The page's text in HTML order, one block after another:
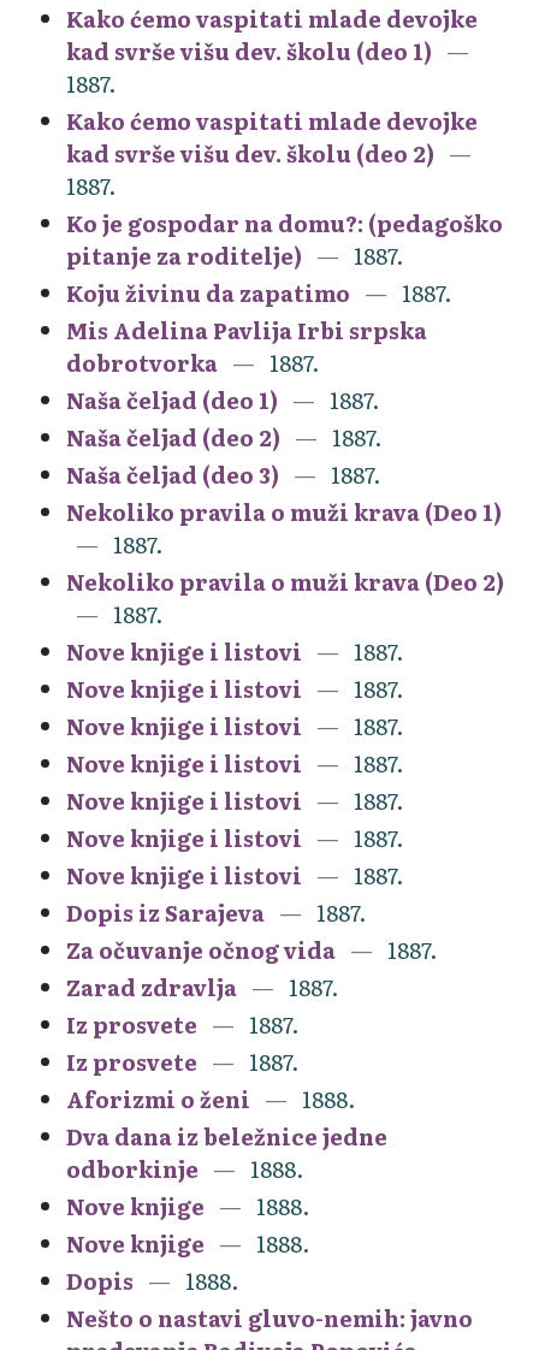
Kako ćemo vaspitati mlade devojke
kad svrše višu dev. školu (deo 1)
1887.
Kako ćemo vaspitati mlade devojke
kad svrše višu dev. školu (deo 2)
1887.
Ko je gospodar na domu?: (pedagoško
pitanje za roditelje)
1887.
Koju živinu da zapatimo
1887.
Mis Adelina Pavlija Irbi srpska
dobrotvorka
1887.
Naša čeljad (deo 1)
1887.
Naša čeljad (deo 2)
1887.
Naša čeljad (deo 3)
1887.
Nekoliko pravila o muži krava (Deo 1)
1887.
Nekoliko pravila o muži krava (Deo 2)
1887.
Nove knjige i listovi
1887.
Nove knjige i listovi
1887.
Nove knjige i listovi
1887.
Nove knjige i listovi
1887.
Nove knjige i listovi
1887.
Nove knjige i listovi
1887.
Nove knjige i listovi
1887.
Dopis iz Sarajeva
1887.
Za očuvanje očnog vida
1887.
Zarad zdravlja
1887.
Iz prosvete
1887.
Iz prosvete
1887.
Aforizmi o ženi
1888.
Dva dana iz beležnice jedne
odborkinje
1888.
Nove knjige
1888.
Nove knjige
1888.
Dopis
1888.
Nešto o nastavi gluvo-nemih: javno